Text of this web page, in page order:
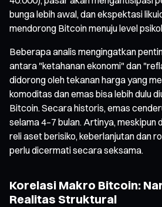
bunga lebih awal, dan ekspektasi
mendorong Bitcoin menuju level
Beberapa analis mengingatkan
antara "ketahanan ekonomi" dan
didorong oleh tekanan harga yang
komoditas dan emas bisa lebih dulu
Bitcoin. Secara historis, emas
selama 4–7 bulan. Artinya, meskipun
reli aset berisiko, keberlanjutan dan
perlu dicermati secara seksama.
Korelasi Makro Bitcoin:
Realitas Struktural